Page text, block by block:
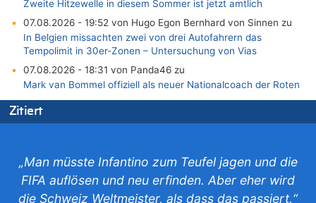
Zweite Hitzewelle in diesem Sommer ist jetzt amtlich
07.08.2026 - 19:52 von Hugo Egon Bernhard von Sinnen zu
In Belgien missachten zwei von drei Autofahrern das
Tempolimit in 30er-Zonen – Untersuchung von Vias
07.08.2026 - 18:31 von Panda46 zu
Mark van Bommel offiziell als neuer Nationalcoach der Roten
Teufel vorgestellt: „Ist mir eine große Ehre“
07.08.2026 - 17:56 von Mungo zu
AS Eupen: „Keiner weiß, wohin die Reise geht…“
07.08.2026 - 16:38 von Joseph Meyer zu
Wasserstand des Rheins in NRW so niedrig wie noch nie
Zitiert
„Man müsste Infantino zum Teufel jagen und die
FIFA auflösen und neu erfinden. Aber eher wird
die Schweiz Weltmeister, als dass das passiert.“